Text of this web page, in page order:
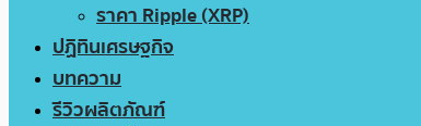
ราคา Ripple (XRP)
ปฏิทินเศรษฐกิจ
บทความ
รีวิวผลิตภัณฑ์